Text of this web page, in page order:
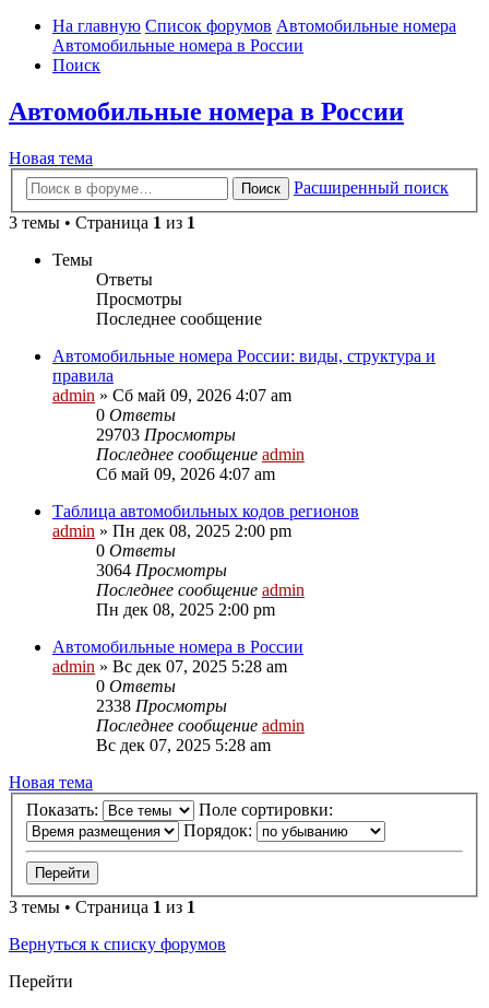
На главную Список форумов Автомобильные номера
Автомобильные номера в России
Поиск
Автомобильные номера в России
Новая тема
Поиск
Расширенный поиск
3 темы • Страница 1 из 1
Темы
Ответы
Просмотры
Последнее сообщение
Автомобильные номера России: виды, структура и
правила
admin » Сб май 09, 2026 4:07 am
0 Ответы
29703 Просмотры
Последнее сообщение admin
Сб май 09, 2026 4:07 am
Таблица автомобильных кодов регионов
admin » Пн дек 08, 2025 2:00 pm
0 Ответы
3064 Просмотры
Последнее сообщение admin
Пн дек 08, 2025 2:00 pm
Автомобильные номера в России
admin » Вс дек 07, 2025 5:28 am
0 Ответы
2338 Просмотры
Последнее сообщение admin
Вс дек 07, 2025 5:28 am
Новая тема
Показать:
Поле сортировки:
Порядок:
3 темы • Страница 1 из 1
Вернуться к списку форумов
Перейти